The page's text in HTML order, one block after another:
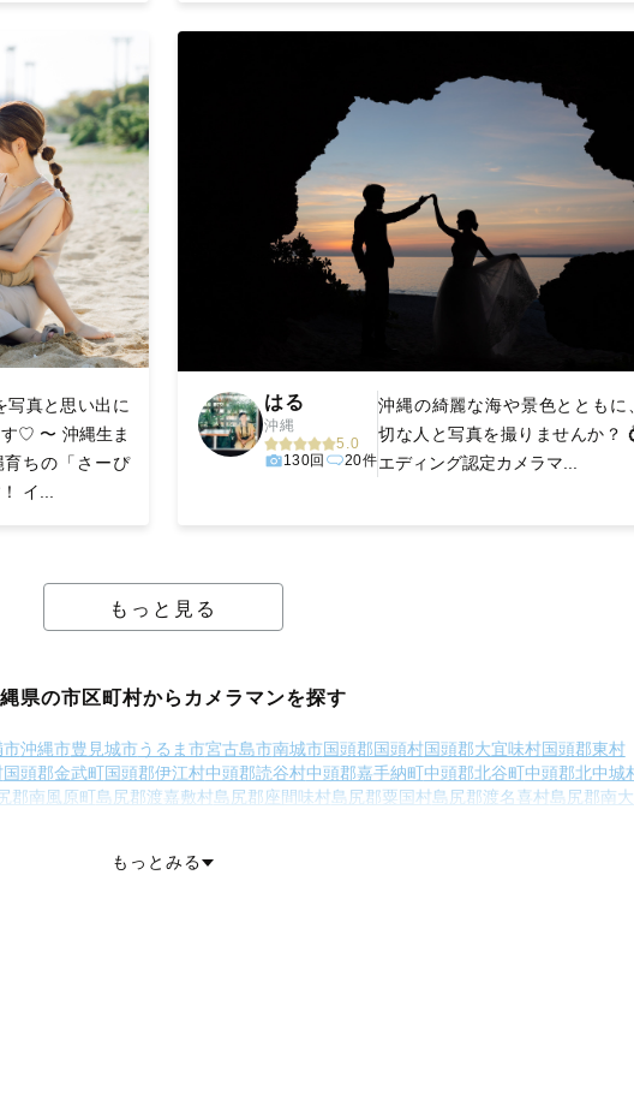
写真と思い出に
♡ 〜 沖縄生ま
育ちの「さーぴ
イ...
はる
沖縄
5.0
130回
20件
沖縄の綺麗な海や景色とともに
切な人と写真を撮りませんか？
エディング認定カメラマ...
もっと見る
県の市区町村からカメラマンを探す
市沖縄市豊見城市うるま市宮古島市南城市国頭郡国頭村国頭郡大宜味村国頭郡東村
国頭郡金武町国頭郡伊江村中頭郡読谷村中頭郡嘉手納町中頭郡北谷町中頭郡北中城
郡南風原町島尻郡渡嘉敷村島尻郡座間味村島尻郡粟国村島尻郡渡名喜村島尻郡南
もっとみる